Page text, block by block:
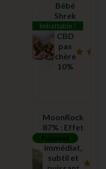
Imbattable !
Bébé
Shrek
fleur
CBD
pas
chère
10%
Puissant
MoonRock
87% : Effet
Garanti
immédiat,
subtil et